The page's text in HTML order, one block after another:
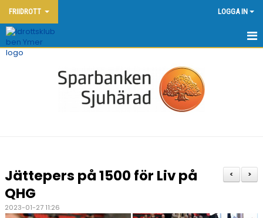
FRIIDROTT LOGGA IN
HEM - FRIIDROTT
DOKUMENT
FRIIDROTTSSKOLAN
>
<
Jättepers på 1500 för Liv på
QHG
2023-01-27 11:26